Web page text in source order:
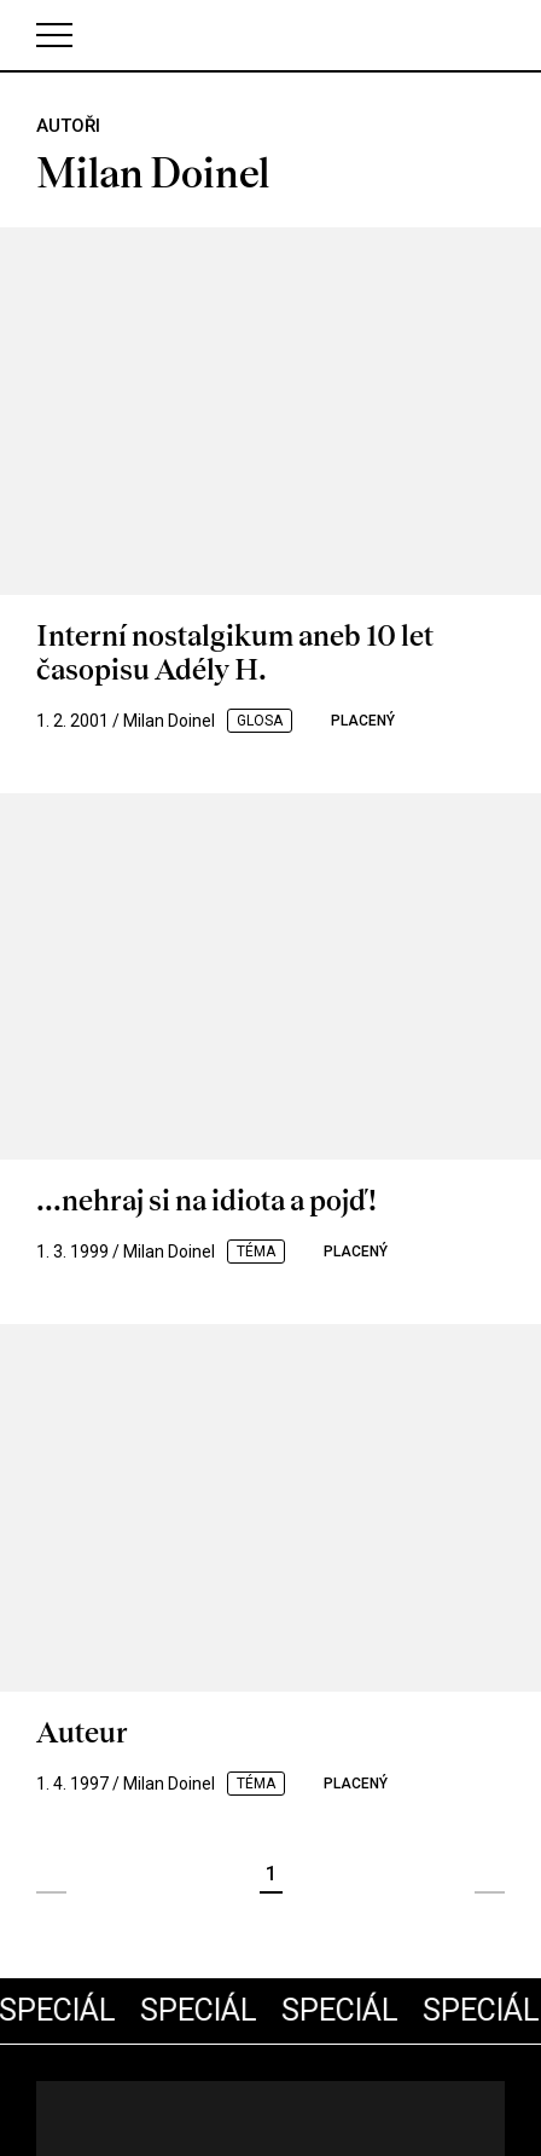
AUTOŘI
Milan Doinel
Interní nostalgikum aneb 10 let
časopisu Adély H.
1. 2. 2001 / Milan Doinel GLOSA PLACENÝ
...nehraj si na idiota a pojď!
1. 3. 1999 / Milan Doinel TÉMA PLACENÝ
Auteur
1. 4. 1997 / Milan Doinel TÉMA PLACENÝ
1
SPECIÁL SPECIÁL SPECIÁL